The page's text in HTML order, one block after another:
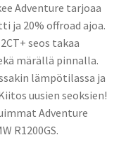
Adventure tarjoaa
ja 20% offroad ajoa.
seos takaa
märällä pinnalla.
lämpötilassa ja
uusien seoksien!
Adventure
R1200GS.